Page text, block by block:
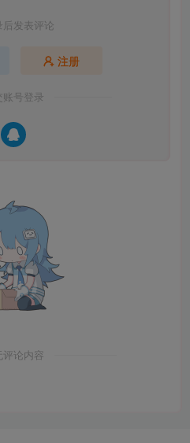
后发表评论
注册
账号登录
评论内容